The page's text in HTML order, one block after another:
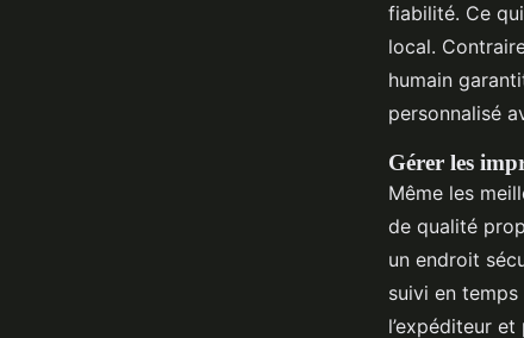
fiabilité. Ce
local.
humain
personnalisé
Gérer les
Même les
de qualité
un endroit
suivi en
l’expéditeur